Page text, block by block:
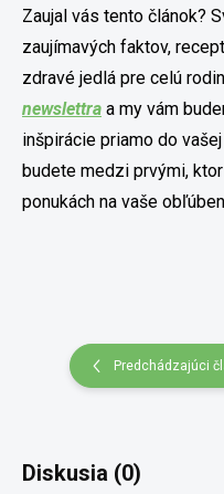
Zaujal vás tento článok?
zaujímavých faktov,
zdravé jedlá pre celú
newslettra a my vám
inšpirácie priamo do
budete medzi prvými,
ponukách na vaše
Predchádzajúci
Diskusia (0)